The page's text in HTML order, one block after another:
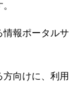
情報ポータルサ
向けに、利用